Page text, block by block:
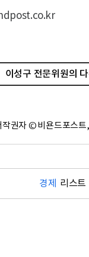
이성구 전문위원의
작권자 © 비욘드포스트
경제 리스트